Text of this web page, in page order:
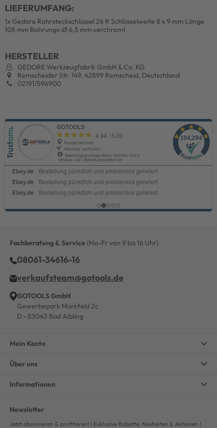
LIEFERUMFANG:
1x Gedore Rohrsteckschlüssel 26 R Schlüsselweite 8 x 9 mm Länge
105 mm Bohrungs-Ø 6,5 mm verchromt
HERSTELLER
GEDORE Werkzeugfabrik GmbH & Co. KG
Remscheider Str. 149, 42899 Remscheid, Deutschland
02191/596900
Fachberatung & Service (Mo-Fr von 9 bis 16 Uhr)
08061-34616-16
verkaufsteam@gotools.de
GOTOOLS GmbH
Gewerbepark Markfeld 2c
D - 83043 Bad Aibling
Mein Konto
Über uns
Informationen
Newsletter
Jetzt abonnieren & profitieren! | Exklusive Rabatte, Neuheiten & Aktionen |